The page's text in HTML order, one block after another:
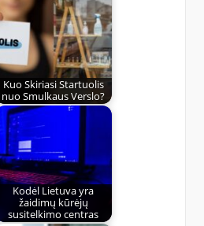
Kuo Skiriasi Startuolis
nuo Smulkaus Verslo?
Kodėl Lietuva yra
žaidimų kūrėjų
susitelkimo centras